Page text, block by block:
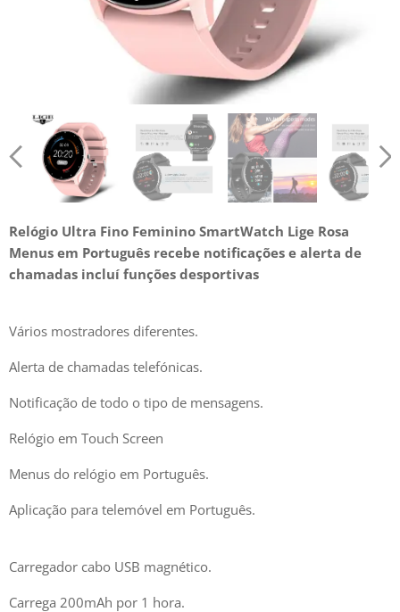
Relógio Ultra Fino Feminino SmartWatch Lige Rosa
Menus em Português recebe notificações e alerta de
chamadas incluí funções desportivas
Vários mostradores diferentes.
Alerta de chamadas telefónicas.
Notificação de todo o tipo de mensagens.
Relógio em Touch Screen
Menus do relógio em Português.
Aplicação para telemóvel em Português.
Carregador cabo USB magnético.
Carrega 200mAh por 1 hora.